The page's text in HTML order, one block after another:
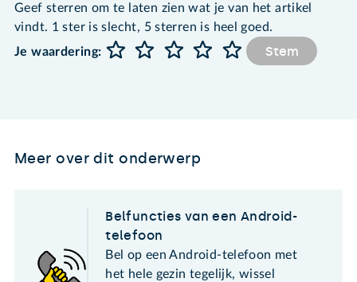
Geef sterren om te laten zien wat je van het artikel
vindt. 1 ster is slecht, 5 sterren is heel goed.
Je waardering:
Stem
Meer over dit onderwerp
Belfuncties van een Android-
telefoon
Bel op een Android-telefoon met
het hele gezin tegelijk, wissel